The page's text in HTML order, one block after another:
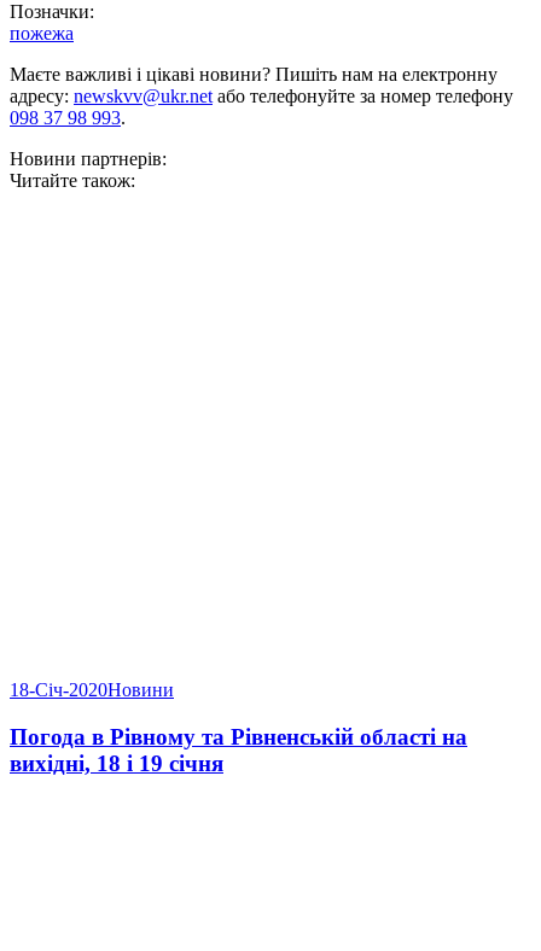
Позначки:
пожежа
Маєте важливі і цікаві новини? Пишіть нам на електронну
адресу: newskvv@ukr.netабо телефонуйте за номер телефону
098 37 98 993.
Новини партнерів:
Читайте також:
18-Січ-2020Новини
Погода в Рівному та Рівненській області на
вихідні, 18 і 19 січня